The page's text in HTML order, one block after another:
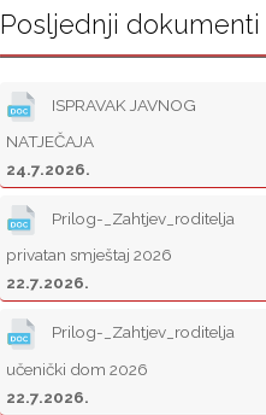
Posljednji dokumenti
ISPRAVAK JAVNOG
NATJEČAJA
24.7.2026.
Prilog-_Zahtjev_roditelja
privatan smještaj 2026
22.7.2026.
Prilog-_Zahtjev_roditelja
učenički dom 2026
22.7.2026.